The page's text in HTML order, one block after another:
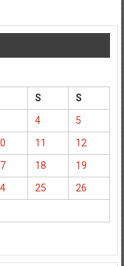
S
S
4
5
11
12
18
19
25
26